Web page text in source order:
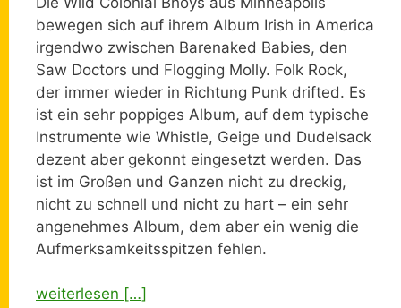
bewegen sich auf ihrem Album Irish in America
irgendwo zwischen Barenaked Babies, den
Saw Doctors und Flogging Molly. Folk Rock,
der immer wieder in Richtung Punk drifted. Es
ist ein sehr poppiges Album, auf dem typische
Instrumente wie Whistle, Geige und Dudelsack
dezent aber gekonnt eingesetzt werden. Das
ist im Großen und Ganzen nicht zu dreckig,
nicht zu schnell und nicht zu hart – ein sehr
angenehmes Album, dem aber ein wenig die
Aufmerksamkeitsspitzen fehlen.
weiterlesen […]